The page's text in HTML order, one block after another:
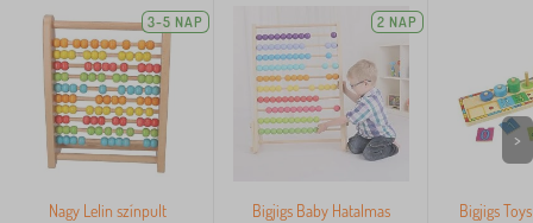
3-5 NAP
Nagy Lelin színpult
2 NAP
Bigjigs Baby Hatalmas
Bigjigs
>